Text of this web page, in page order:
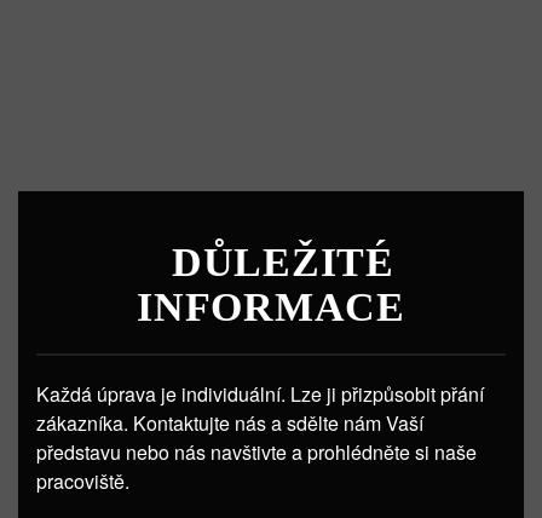
DŮLEŽITÉ
INFORMACE
Každá úprava je individuální. Lze ji přizpůsobit přání
zákazníka. Kontaktujte nás a sdělte nám Vaší
představu nebo nás navštivte a prohlédněte si naše
pracoviště.